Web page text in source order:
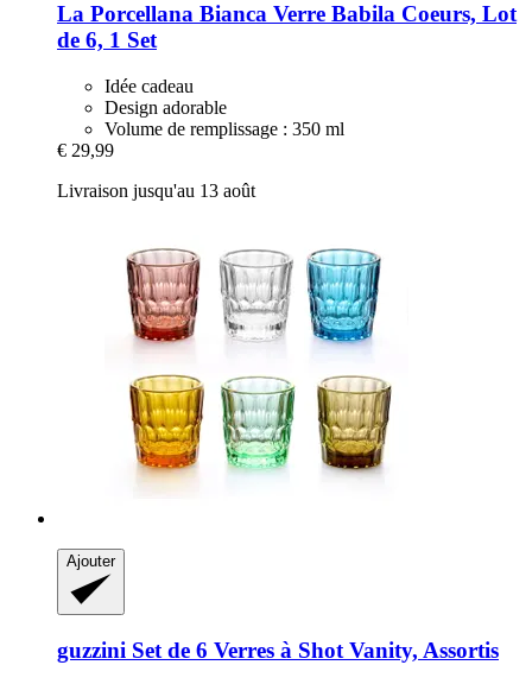
La Porcellana Bianca Verre Babila Coeurs, Lot
de 6, 1 Set
Idée cadeau
Design adorable
Volume de remplissage : 350 ml
€ 29,99
Livraison jusqu'au 13 août
Ajouter
guzzini Set de 6 Verres à Shot Vanity, Assortis